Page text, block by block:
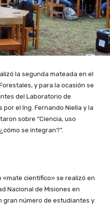
la segunda mateada en el
y para la ocasión se
del Laboratorio de
el Ing. Fernando Niella y la
sobre “Ciencia, uso
se integran?”.
«mate científico» se realizó en
Nacional de Misiones en
gran número de estudiantes y